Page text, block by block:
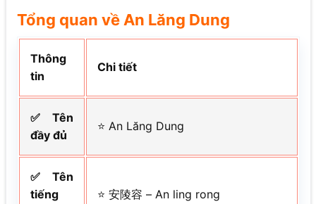
Tổng quan về An Lăng Dung
Thông
tin
Chi tiết
✅ Tên
đầy đủ
⭐ An Lăng Dung
✅ Tên
tiếng
⭐ 安陵容 – An ling rong